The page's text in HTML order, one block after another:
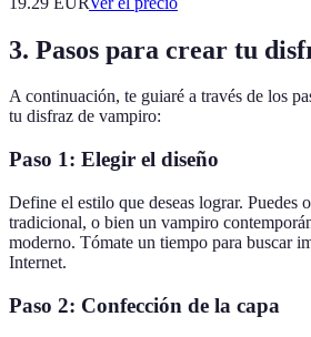
3. Pasos para crear tu
A continuación, te guiaré a través de los
tu disfraz de vampiro:
Paso 1: Elegir el diseño
Define el estilo que deseas lograr. Puedes
tradicional, o bien un vampiro
moderno. Tómate un tiempo para buscar
Internet.
Paso 2: Confección de la capa